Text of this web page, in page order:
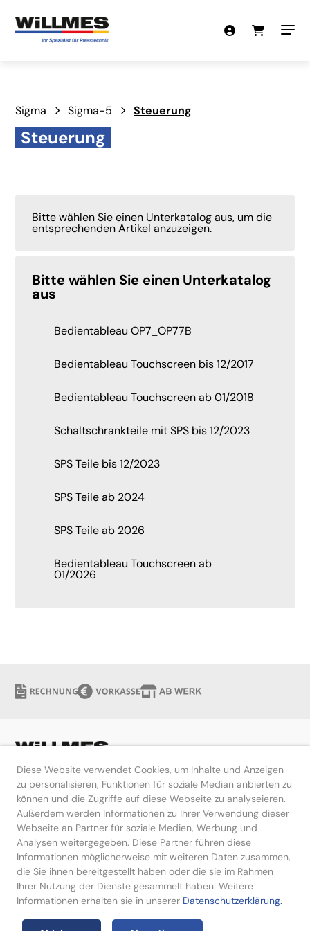
Diese Website verwendet Cookies, um Inhalte und Anzeigen
zu personalisieren, Funktionen für soziale Median anbierten zu
können und die Zugriffe auf diese Webseite zu analyseieren.
Außerdem werden Informationen zu Ihrer Verwendung dieser
Webseite an Partner für soziale Medien, Werbung und
Analysen weitergegeben. Diese Partner führen diese
Informationen möglicherweise mit weiteren Daten zusammen,
die Sie ihnen bereitgestellt haben oder die sie im Rahmen
Ihrer Nutzung der Dienste gesammelt haben. Weitere
Informationen erhalten sie in unserer Datenschutzerklärung.
Sigma Sigma-5 Steuerung
Steuerung
Bitte wählen Sie einen Unterkatalog aus, um die
entsprechenden Artikel anzuzeigen.
Bitte wählen Sie einen Unterkatalog
aus
Bedientableau OP7_OP77B
Bedientableau Touchscreen bis 12/2017
Bedientableau Touchscreen ab 01/2018
Schaltschrankteile mit SPS bis 12/2023
SPS Teile bis 12/2023
SPS Teile ab 2024
SPS Teile ab 2026
Bedientableau Touchscreen ab
01/2026
Hilfe
Kontakt
Impressum Datenschutzerklärung